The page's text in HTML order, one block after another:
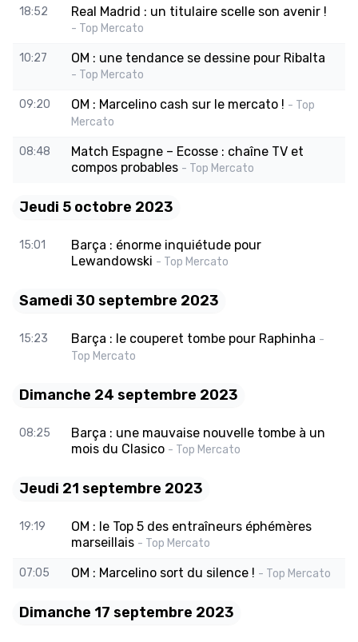
18:52 Real Madrid : un titulaire scelle son avenir !
- Top Mercato
10:27 OM : une tendance se dessine pour Ribalta
- Top Mercato
09:20 OM : Marcelino cash sur le mercato ! - Top
Mercato
08:48
Match Espagne – Ecosse : chaîne TV et
compos probables - Top Mercato
Jeudi 5 octobre 2023
15:01
Barça : énorme inquiétude pour
Lewandowski - Top Mercato
Samedi 30 septembre 2023
15:23 Barça : le couperet tombe pour Raphinha -
Top Mercato
Dimanche 24 septembre 2023
08:25
Barça : une mauvaise nouvelle tombe à un
mois du Clasico - Top Mercato
Jeudi 21 septembre 2023
19:19
OM : le Top 5 des entraîneurs éphémères
marseillais - Top Mercato
07:05 OM : Marcelino sort du silence ! - Top Mercato
Dimanche 17 septembre 2023